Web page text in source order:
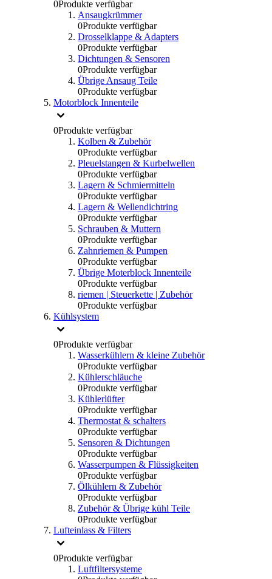
0Produkte verfügbar
Ansaugkrümmer
0Produkte verfügbar
Drosselklappe & Adapters
0Produkte verfügbar
Dichtungen & Sensoren
0Produkte verfügbar
Übrige Ansaug Teile
0Produkte verfügbar
Motorblock Innenteile
0Produkte verfügbar
Kolben & Zubehör
0Produkte verfügbar
Pleuelstangen & Kurbelwellen
0Produkte verfügbar
Lagern & Schmiermitteln
0Produkte verfügbar
Lagern & Wellendichtring
0Produkte verfügbar
Schrauben & Muttern
0Produkte verfügbar
Zahnriemen & Pumpen
0Produkte verfügbar
Übrige Moterblock Innenteile
0Produkte verfügbar
riemen | Steuerkette | Zubehör
0Produkte verfügbar
Kühlsystem
0Produkte verfügbar
Wasserkühlern & kleine Zubehör
0Produkte verfügbar
Kühlerschläuche
0Produkte verfügbar
Kühlerlüfter
0Produkte verfügbar
Thermostat & schalters
0Produkte verfügbar
Sensoren & Dichtungen
0Produkte verfügbar
Wasserpumpen & Flüssigkeiten
0Produkte verfügbar
Ölkühlern & Zubehör
0Produkte verfügbar
Zubehör & Übrige kühl Teile
0Produkte verfügbar
Lufteinlass & Filters
0Produkte verfügbar
Luftfiltersysteme